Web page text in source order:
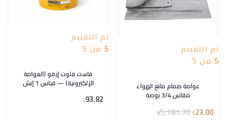
تم التقييم
5 من 5
عوامة صمام مانع الهواء
مقاس 3/4 بوصة
$5,181.70$23.00
تم التقييم
5 من 5
فاست فلوت إيفو (العوامة
الإلكترونية) — قياس 1 إنش
$93.82